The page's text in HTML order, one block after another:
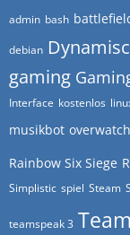
admin bash
debian
gaming
Interface kostenlos
musikbot overwatch
Rainbow Six Siege
Simplistic spiel Steam
teamspeak 3